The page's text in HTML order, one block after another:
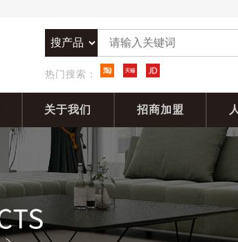
热门搜索：
关于我们 招商加盟